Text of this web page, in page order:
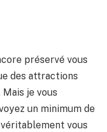
préservé vous
des attractions
je vous
un minimum de
vous